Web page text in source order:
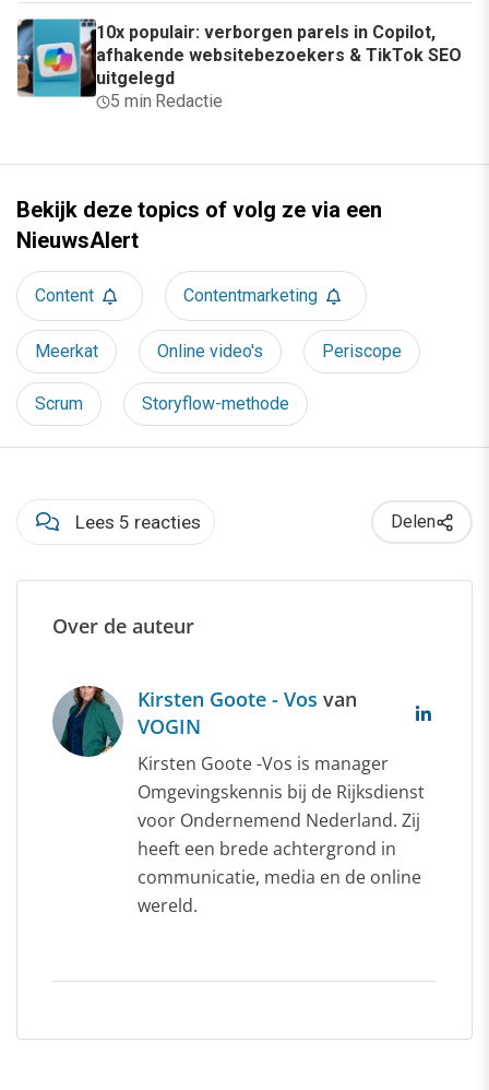
10x populair: verborgen parels in Copilot,
afhakende websitebezoekers & TikTok SEO
uitgelegd
5 min· Redactie
Bekijk deze topics of volg ze via een
NieuwsAlert
Content Contentmarketing
Meerkat Online video's Periscope
Scrum Storyflow-methode
Lees 5 reacties Delen
Over de auteur
Kirsten Goote - Vos van
VOGIN
Kirsten Goote -Vos is manager
Omgevingskennis bij de Rijksdienst
voor Ondernemend Nederland. Zij
heeft een brede achtergrond in
communicatie, media en de online
wereld.